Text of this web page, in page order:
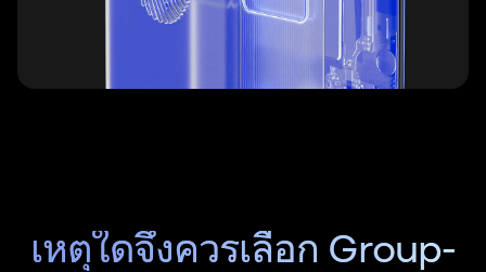
เหตุใดจึงควรเลือก Group-